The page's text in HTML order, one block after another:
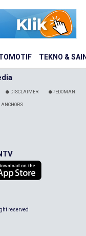
TEKNO &
DISCLAIMER PEDOMAN
ANCHORS
reserved